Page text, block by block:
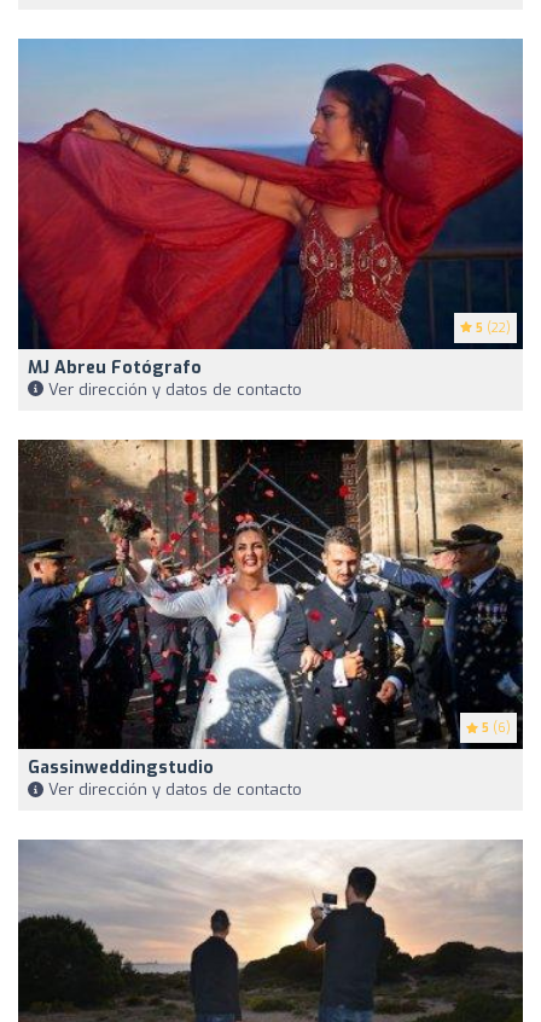
5 (22)
MJ Abreu Fotógrafo
Ver dirección y datos de contacto
5 (6)
Gassinweddingstudio
Ver dirección y datos de contacto